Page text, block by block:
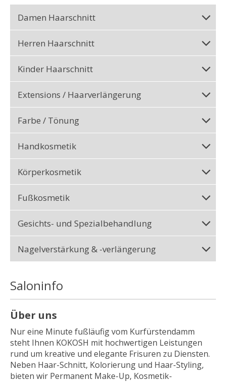
Damen Haarschnitt
Herren Haarschnitt
Kinder Haarschnitt
Extensions / Haarverlängerung
Farbe / Tönung
Handkosmetik
Körperkosmetik
Fußkosmetik
Gesichts- und Spezialbehandlung
Nagelverstärkung & -verlängerung
Saloninfo
Über uns
Nur eine Minute fußläufig vom Kurfürstendamm
steht Ihnen KOKOSH mit hochwertigen Leistungen
rund um kreative und elegante Frisuren zu Diensten.
Neben Haar-Schnitt, Kolorierung und Haar-Styling,
bieten wir Permanent Make-Up, Kosmetik-